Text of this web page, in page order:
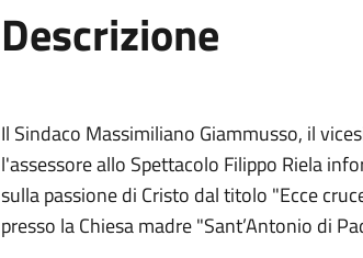
Descrizione
Il Sindaco Massimiliano Giammusso, il
l'assessore allo Spettacolo Filippo Riela
sulla passione di Cristo dal titolo "Ecce
presso la Chiesa madre "Sant’Antonio di